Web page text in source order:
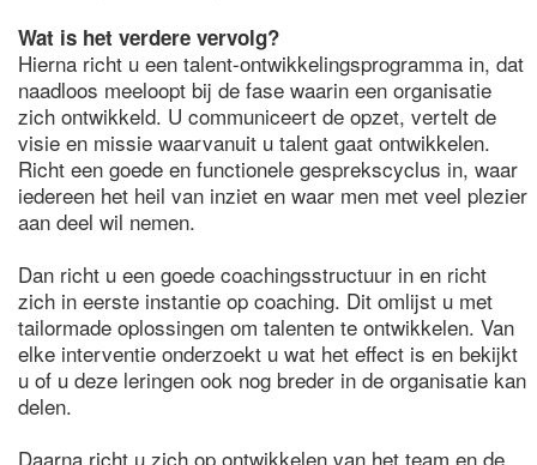
Wat is het verdere vervolg?
Hierna richt u een talent-ontwikkelingsprogramma in, dat
naadloos meeloopt bij de fase waarin een organisatie
zich ontwikkeld. U communiceert de opzet, vertelt de
visie en missie waarvanuit u talent gaat ontwikkelen.
Richt een goede en functionele gesprekscyclus in, waar
iedereen het heil van inziet en waar men met veel plezier
aan deel wil nemen.
Dan richt u een goede coachingsstructuur in en richt
zich in eerste instantie op coaching. Dit omlijst u met
tailormade oplossingen om talenten te ontwikkelen. Van
elke interventie onderzoekt u wat het effect is en bekijkt
u of u deze leringen ook nog breder in de organisatie kan
delen.
Daarna richt u zich op ontwikkelen van het team en de